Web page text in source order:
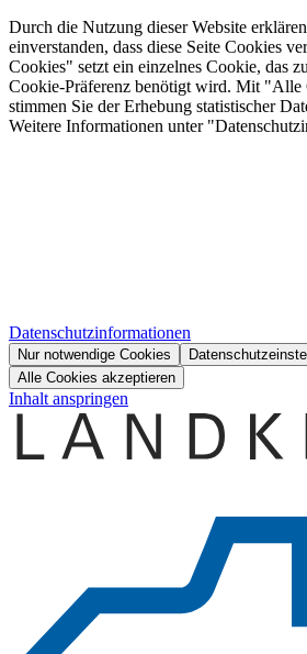
Durch die Nutzung dieser Website
einverstanden, dass diese Seite Cookies
Cookies" setzt ein einzelnes Cookie, das
Cookie-Präferenz benötigt wird. Mit "Alle
stimmen Sie der Erhebung statistischer
Weitere Informationen unter
Datenschutzinformationen
Nur notwendige Cookies
Alle Cookies akzeptieren
Inhalt anspringen